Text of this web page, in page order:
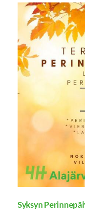
Syksyn